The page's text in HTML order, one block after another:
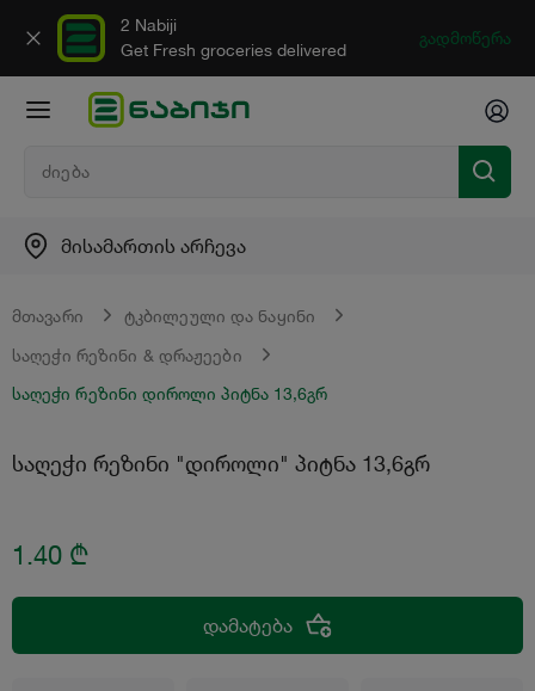
2 Nabiji
Get Fresh groceries delivered
გადმოწერა
მისამართის არჩევა
მთავარი ტკბილეული და ნაყინი
საღეჭი რეზინი & დრაჟეები
საღეჭი რეზინი დიროლი პიტნა 13,6გრ
საღეჭი რეზინი "დიროლი" პიტნა 13,6გრ
1.40 ₾
დამატება